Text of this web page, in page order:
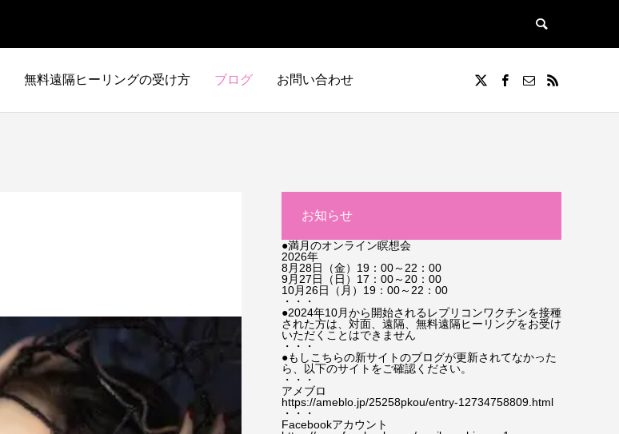
無料遠隔ヒーリングの受け方 ブログ お問い合わせ
お知らせ
●満月のオンライン瞑想会
2026年
8月28日（金）19：00～22：00
9月27日（日）17：00～20：00
10月26日（月）19：00～22：00
・・・
●2024年10月から開始されるレプリコンワクチンを接種
された方は、対面、遠隔、無料遠隔ヒーリングをお受け
いただくことはできません
・・・
●もしこちらの新サイトのブログが更新されてなかった
ら、以下のサイトをご確認ください。
・・・
アメブロ
https://ameblo.jp/25258pkou/entry-12734758809.html
・・・
Facebookアカウント